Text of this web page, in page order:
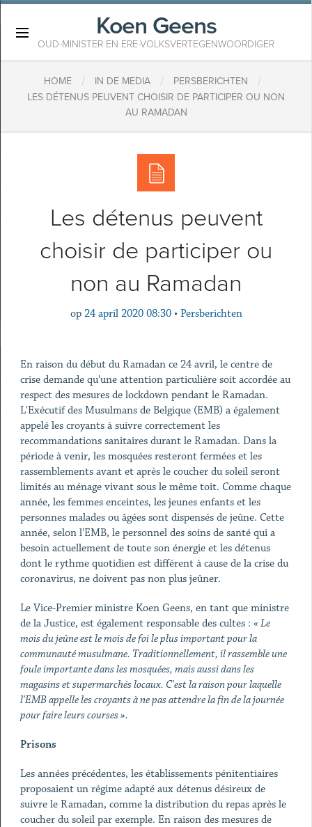
Koen Geens
OUD-MINISTER EN ERE-VOLKSVERTEGENWOORDIGER
HOME / IN DE MEDIA / PERSBERICHTEN /
LES DÉTENUS PEUVENT CHOISIR DE PARTICIPER OU NON
AU RAMADAN
Les détenus peuvent
choisir de participer ou
non au Ramadan
op 24 april 2020 08:30 • Persberichten
En raison du début du Ramadan ce 24 avril, le centre de
crise demande qu'une attention particulière soit accordée au
respect des mesures de lockdown pendant le Ramadan.
L'Exécutif des Musulmans de Belgique (EMB) a également
appelé les croyants à suivre correctement les
recommandations sanitaires durant le Ramadan. Dans la
période à venir, les mosquées resteront fermées et les
rassemblements avant et après le coucher du soleil seront
limités au ménage vivant sous le même toit. Comme chaque
année, les femmes enceintes, les jeunes enfants et les
personnes malades ou âgées sont dispensés de jeûne. Cette
année, selon l'EMB, le personnel des soins de santé qui a
besoin actuellement de toute son énergie et les détenus
dont le rythme quotidien est différent à cause de la crise du
coronavirus, ne doivent pas non plus jeûner.
Le Vice-Premier ministre Koen Geens, en tant que ministre
de la Justice, est également responsable des cultes : « Le
mois du jeûne est le mois de foi le plus important pour la
communauté musulmane. Traditionnellement, il rassemble une
foule importante dans les mosquées, mais aussi dans les
magasins et supermarchés locaux. C'est la raison pour laquelle
l'EMB appelle les croyants à ne pas attendre la fin de la journée
pour faire leurs courses ».
Prisons
Les années précédentes, les établissements pénitentiaires
proposaient un régime adapté aux détenus désireux de
suivre le Ramadan, comme la distribution du repas après le
coucher du soleil par exemple. En raison des mesures de